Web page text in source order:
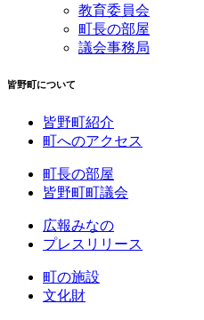
教育委員会
町長の部屋
議会事務局
皆野町について
皆野町紹介
町へのアクセス
町長の部屋
皆野町町議会
広報みなの
プレスリリース
町の施設
文化財